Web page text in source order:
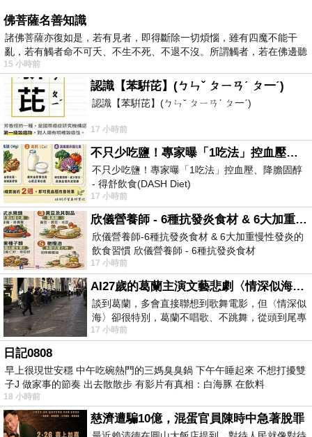
佛菩薩名善知識
諸佛菩薩亦復如是，若有見者，即得斷除一切煩惱，雖有四魔不能干
亂，若有觸者命不可夭、不生不死、不退不沒。所謂觸者，若在佛邊聽
受
15 小時前
認識【苯騈芘】(ㄅㄣˇ ㄆㄧㄢˊ ㄆ一ˊ)
認識【苯騈芘】(ㄅㄣˇ ㄆㄧㄢˊ ㄆ一ˊ)
17 小時前
不只少吃鹽！專家曝「1吃法」控血壓、降膽固醇 - 得舒飲食(DASH Diet)
不只少吃鹽！專家曝「1吃法」控血壓、降膽固醇
- 得舒飲食(DASH Diet)
https://www.facebook.com/dietitiansophia/
posts/157966
17 小時前
欣儀營養師 - 6種抗發炎食材 & 6大加重慢性發炎的飲食習慣
欣儀營養師-6種抗發炎食材 & 6大加重慢性發炎的
飲食習慣 欣儀營養師 - 6種抗發炎食材
https://www.facebook.com/photo/?fbid=147
17 小時前
AI27歲的葛蘭主演文藝悲劇〈情深似海〉 #戀上老電影 #葛蘭 #粟子
談到葛蘭，多會直接聯想到歌舞電影，但〈情深似
海〉卻很特別，葛蘭不唱歌、不跳舞，從頭到尾專
心演戲。拍攝期間，經常工作超過12個鐘
17 小時前
日記0808
早上很現世安穩 中午吃碗熱門的三媽臭臭鍋 下午午睡起來 不想打擾雙
子J 做家事的節奏 出去散散步 有影片有真相：白海豚 在飲料
18 小時前
慈濟遭騙10億，混蛋官員陳時中急著脫罪